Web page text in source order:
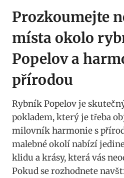
Prozkoumejte
místa okolo
Popelov a
přírodou
Rybník Popelov je
pokladem, který je třeba
milovník harmonie s
malebné okolí nabízí
klidu a krásy, která vás
Pokud se rozhodnete